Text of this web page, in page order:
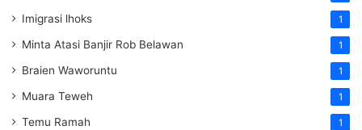
Imigrasi lhoks 1
Minta Atasi Banjir Rob Belawan 1
Braien Waworuntu 1
Muara Teweh 1
Temu Ramah 1